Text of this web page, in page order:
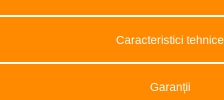
Caracteristici tehnice
Garanții